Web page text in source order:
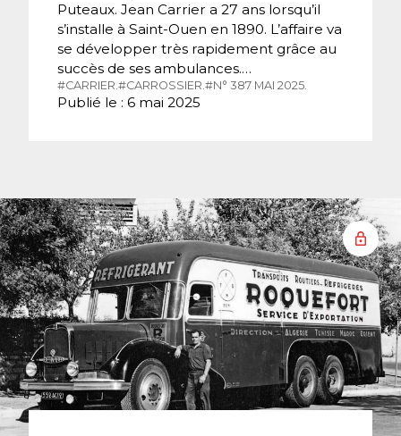
Puteaux. Jean Carrier a 27 ans lorsqu’il
s’installe à Saint-Ouen en 1890. L’affaire va
se développer très rapidement grâce au
succès de ses ambulances.…
#CARRIER.#CARROSSIER.#N° 387 MAI 2025.
Publié le : 6 mai 2025